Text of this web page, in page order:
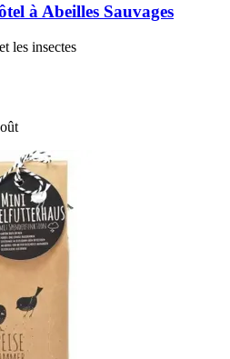
à Abeilles Sauvages
les insectes